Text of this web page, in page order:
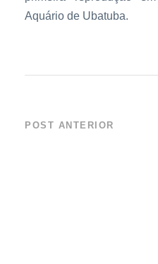
Aquário de Ubatuba.
POST ANTERIOR